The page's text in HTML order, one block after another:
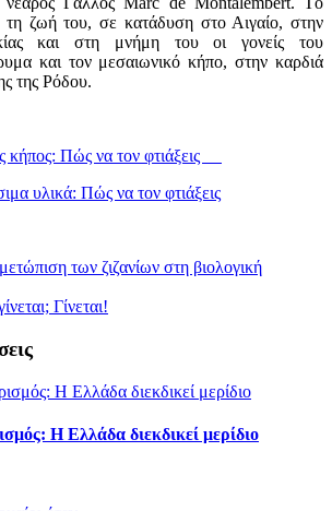
ζωή του, σε κατάδυση στο Αιγαίο, στην
και στη μνήμη του οι γονείς του
και τον μεσαιωνικό κήπο, στην καρδιά
της Ρόδου.
κήπος: Πώς να τον φτιάξεις
υλικά: Πώς να τον φτιάξεις
των ζιζανίων στη βιολογική
Γίνεται!
Η Ελλάδα διεκδικεί μερίδιο